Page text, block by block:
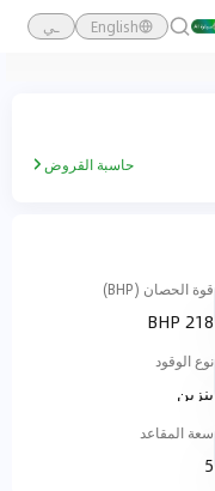
English
ـي
حاسبة القروض
قوة الحصان (BHP)
218 BHP
نوع الوقود
بنزين
سعة المقاعد
5